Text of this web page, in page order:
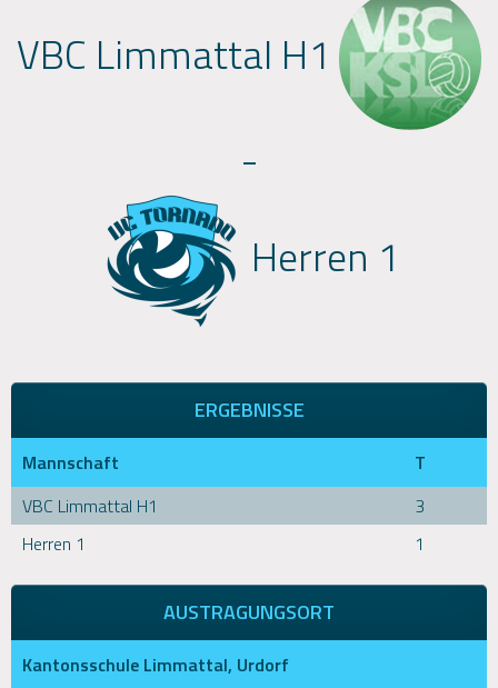
VBC Limmattal H1
-
Herren 1
ERGEBNISSE
Mannschaft
T
VBC Limmattal H1
3
Herren 1
1
AUSTRAGUNGSORT
Kantonsschule Limmattal, Urdorf